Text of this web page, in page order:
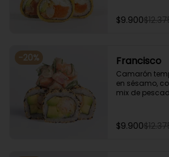
$9.900
-20% Francisco
Camarón
en sésamo,
mix de
$9.900